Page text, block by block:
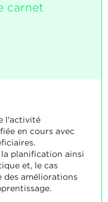
carnet
l'activité
en cours avec
planification ainsi
et, le cas
des améliorations